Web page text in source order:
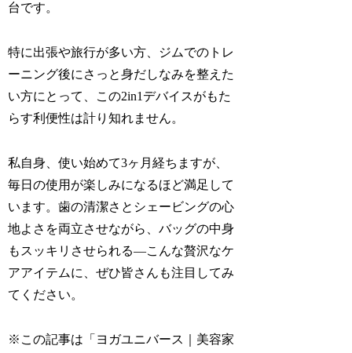
台です。
特に出張や旅行が多い方、ジムでのトレ
ーニング後にさっと身だしなみを整えた
い方にとって、この2in1デバイスがもた
らす利便性は計り知れません。
私自身、使い始めて3ヶ月経ちますが、
毎日の使用が楽しみになるほど満足して
います。歯の清潔さとシェービングの心
地よさを両立させながら、バッグの中身
もスッキリさせられる—こんな贅沢なケ
アアイテムに、ぜひ皆さんも注目してみ
てください。
※この記事は「ヨガユニバース｜美容家